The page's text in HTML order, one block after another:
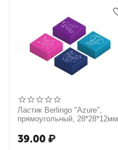
Ластик Berlingo "Azure",
прямоугольный, 28*28*12мм
39.00₽